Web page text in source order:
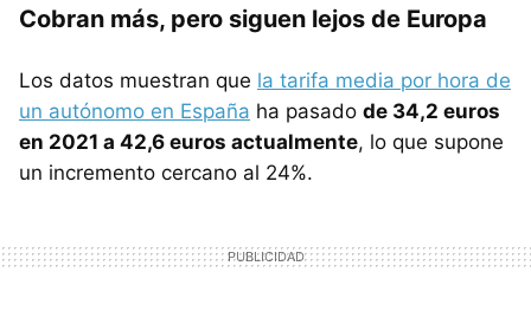
Cobran más, pero siguen lejos de Europa
Los datos muestran que la tarifa media por hora de
un autónomo en España ha pasado de 34,2 euros
en 2021 a 42,6 euros actualmente, lo que supone
un incremento cercano al 24%.